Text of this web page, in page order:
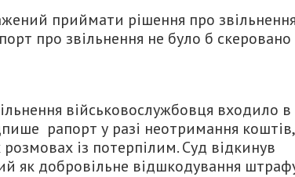
приймати рішення про
про звільнення не було б
військовослужбовця входило в
рапорт у разі неотримання коштів,
із потерпілим. Суд відкинув
як добровільне відшкодування